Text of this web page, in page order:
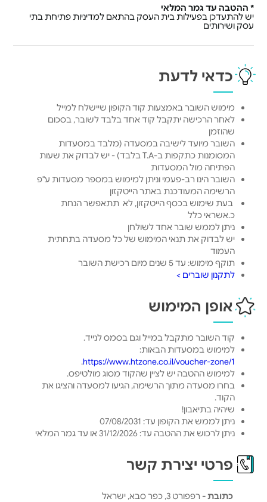
* ההטבה עד גמר המלאי
יש להתעדכן בפעילות בית העסק בהתאם למדיניות פתיחת בתי
עסק ושירותים
כדאי לדעת
מימוש השובר באמצעות קוד הקופון שיישלח למייל
לאחר הרכישה יתקבל קוד אחד בלבד לשובר, בסכום
שהוזמן
השובר מיועד לישיבה במסעדה (מלבד במסעדות
המסומנות כתקפות ב-T.A בלבד) - יש לבדוק את שעות
הפתיחה מול המסעדות
השובר הינו רב-פעמי וניתן למימוש במספר מסעדות ע"פ
הרשימה המעודכנת באתר הייטקזון
בעת שימוש בכסף הייטקזון, לא תתאפשר הנחת
כ.אשראי כלל
ניתן לממש שובר אחד לשולחן
יש לבדוק את תנאי המימוש של כל מסעדה בתחתית
העמוד
תוקף מימוש: עד 5 שנים מיום רכישת השובר
לתקנון שוברים >
אופן המימוש
קוד השובר מתקבל במייל וגם בסמס לנייד.
למימוש במסעדות הבאות:
https://www.htzone.co.il/voucher-zone/1
.
למימוש ההטבה יש לציין שהקוד מסוג מולטיפס.
בחרו מסעדה מתוך הרשימה, הגיעו למסעדה והציגו את
הקוד.
שיהיה בתיאבון!
ניתן לממש את הקופון עד: 07/08/2031
ניתן לרכוש את ההטבה עד: 31/12/2026 או עד גמר המלאי
פרטי יצירת קשר
כתובת - רפפורט 3, כפר סבא, ישראל